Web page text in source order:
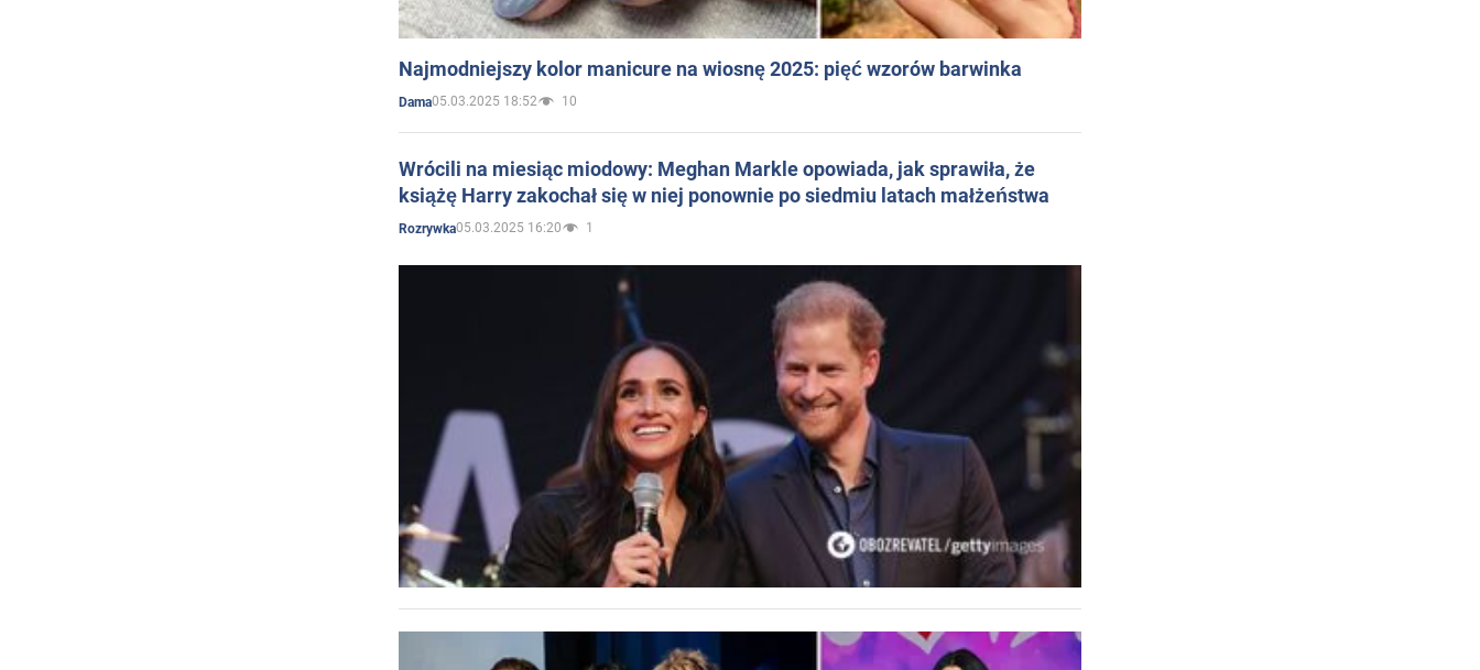
Najmodniejszy kolor manicure na wiosnę 2025: pięć wzorów barwinka
Dama05.03.2025 18:52 10
Wrócili na miesiąc miodowy: Meghan Markle opowiada, jak sprawiła, że
książę Harry zakochał się w niej ponownie po siedmiu latach małżeństwa
Rozrywka05.03.2025 16:20 1